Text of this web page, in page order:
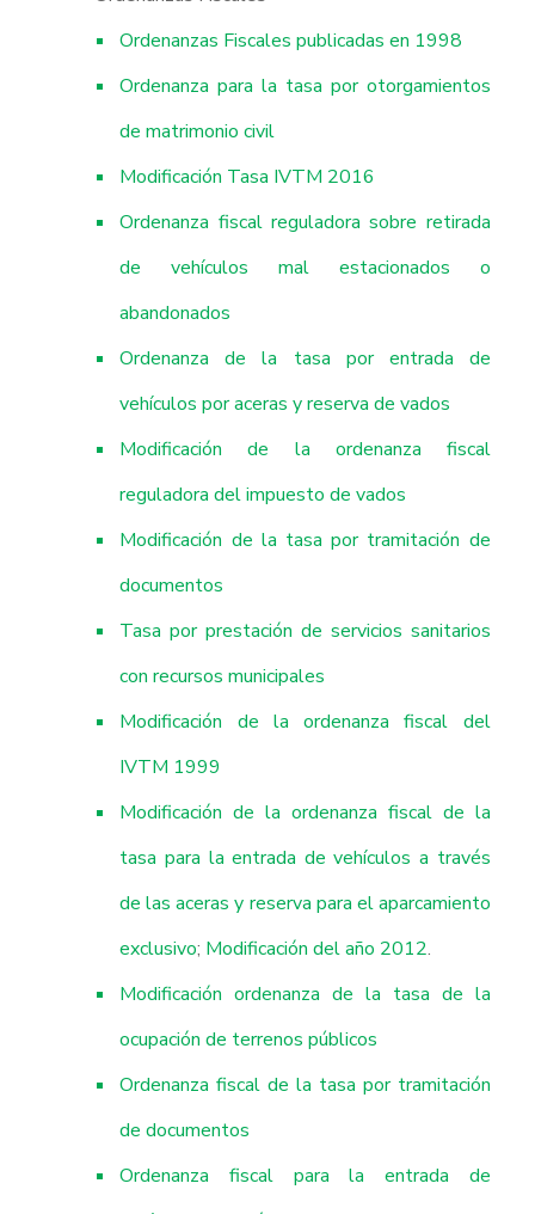
Ordenanzas Fiscales publicadas en 1998
Ordenanza para la tasa por otorgamientos
de matrimonio civil
Modificación Tasa IVTM 2016
Ordenanza fiscal reguladora sobre retirada
de vehículos mal estacionados o
abandonados
Ordenanza de la tasa por entrada de
vehículos por aceras y reserva de vados
Modificación de la ordenanza fiscal
reguladora del impuesto de vados
Modificación de la tasa por tramitación de
documentos
Tasa por prestación de servicios sanitarios
con recursos municipales
Modificación de la ordenanza fiscal del
IVTM 1999
Modificación de la ordenanza fiscal de la
tasa para la entrada de vehículos a través
de las aceras y reserva para el aparcamiento
exclusivo; Modificación del año 2012.
Modificación ordenanza de la tasa de la
ocupación de terrenos públicos
Ordenanza fiscal de la tasa por tramitación
de documentos
Ordenanza fiscal para la entrada de